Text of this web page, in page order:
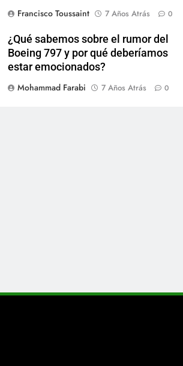
Francisco Toussaint
7 Años Atrás 0
¿Qué sabemos sobre el rumor del
Boeing 797 y por qué deberíamos
estar emocionados?
Mohammad Farabi
7 Años Atrás 0